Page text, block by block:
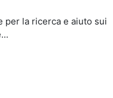
per la ricerca e aiuto sui